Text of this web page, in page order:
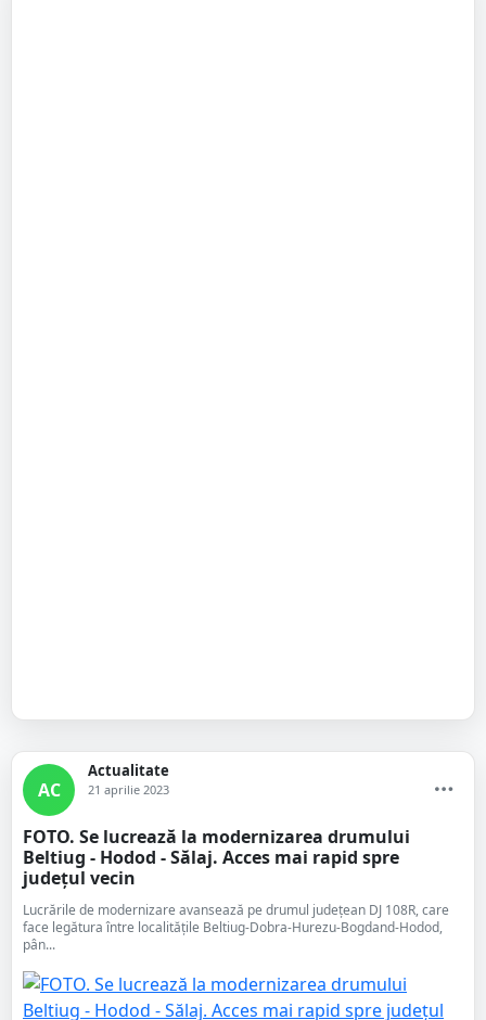
AC
Actualitate
21 aprilie 2023
FOTO. Se lucrează la modernizarea drumului
Beltiug - Hodod - Sălaj. Acces mai rapid spre
județul vecin
Lucrările de modernizare avansează pe drumul județean DJ 108R, care
face legătura între localitățile Beltiug-Dobra-Hurezu-Bogdand-Hodod,
pân...